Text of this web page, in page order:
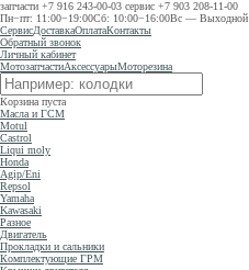
запчасти +7 916 243-00-03 сервис +7 903 208-11-00
Пн−пт: 11:00−19:00Сб: 10:00−16:00Вс — Выходной
СервисДоставкаОплатаКонтакты
Обратный звонок
Личный кабинет
МотозапчастиАксессуарыМоторезина
Корзина пуста
Масла и ГСМ
Motul
Castrol
Liqui moly
Honda
Agip/Eni
Repsol
Yamaha
Kawasaki
Разное
Двигатель
Прокладки и сальники
Комплектующие ГРМ